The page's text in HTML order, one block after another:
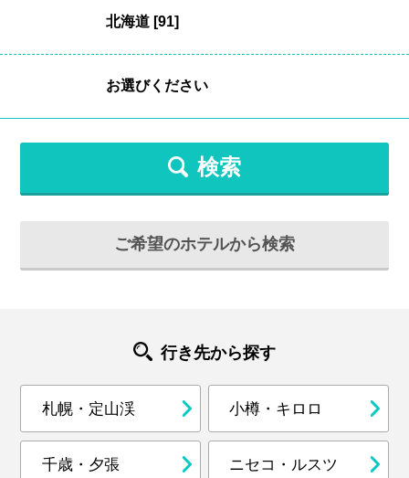
検索
ご希望のホテルから検索
行き先から探す
札幌・定山渓 小樽・キロロ
千歳・夕張 ニセコ・ルスツ